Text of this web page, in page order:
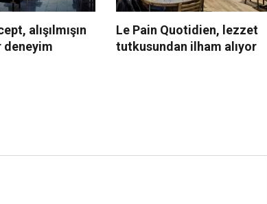
alışılmışın
deneyim
Le Pain Quotidien, lezzet
tutkusundan ilham alıyor